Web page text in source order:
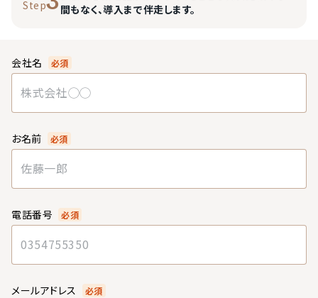
Step
間もなく、導入まで伴走します。
会社名 必須
お名前 必須
電話番号 必須
メールアドレス 必須